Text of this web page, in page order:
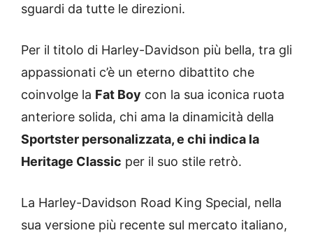
sguardi da tutte le direzioni.
Per il titolo di Harley-Davidson più bella, tra gli
appassionati c’è un eterno dibattito che
coinvolge la Fat Boy con la sua iconica ruota
anteriore solida, chi ama la dinamicità della
Sportster personalizzata, e chi indica la
Heritage Classic per il suo stile retrò.
La Harley-Davidson Road King Special, nella
sua versione più recente sul mercato italiano,